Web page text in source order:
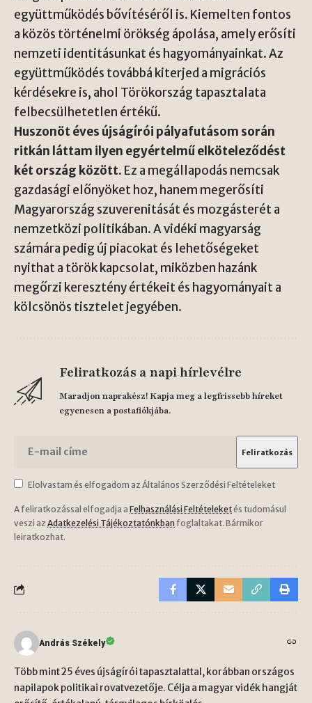
együttműködés bővítéséről is. Kiemelten fontos
a közös történelmi örökség ápolása, amely erősíti
nemzeti identitásunkat és hagyományainkat. Az
együttműködés továbbá kiterjed a migrációs
kérdésekre is, ahol Törökország tapasztalata
felbecsülhetetlen értékű.
Huszonöt éves újságírói pályafutásom során
ritkán láttam ilyen egyértelmű elköteleződést
két ország között. Ez a megállapodás nemcsak
gazdasági előnyöket hoz, hanem megerősíti
Magyarország szuverenitását és mozgásterét a
nemzetközi politikában. A vidéki magyarság
számára pedig új piacokat és lehetőségeket
nyithat a török kapcsolat, miközben hazánk
megőrzi keresztény értékeit és hagyományait a
kölcsönös tisztelet jegyében.
Feliratkozás a napi hírlevélre
Maradjon naprakész! Kapja meg a legfrissebb híreket
egyenesen a postafiókjába.
Elolvastam és elfogadom az Általános Szerződési Feltételeket
A feliratkozással elfogadja a Felhasználási Feltételeketés tudomásul
veszi az Adatkezelési Tájékoztatónkban foglaltakat. Bármikor
leiratkozhat.
András Székely
Több mint 25 éves újságírói tapasztalattal, korábban országos
napilapok politikai rovatvezetője. Célja a magyar vidék hangját